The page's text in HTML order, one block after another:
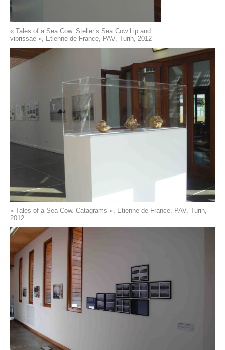
« Tales of a Sea Cow. Steller’s Sea Cow Lip and
vibrissae », Etienne de France, PAV, Turin, 2012
« Tales of a Sea Cow. Catagrams », Etienne de France, PAV, Turin,
2012